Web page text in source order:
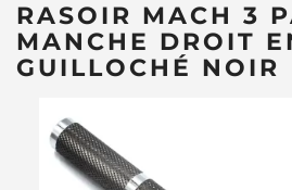
RASOIR MACH 3
MANCHE DROIT
GUILLOCHÉ NOIR